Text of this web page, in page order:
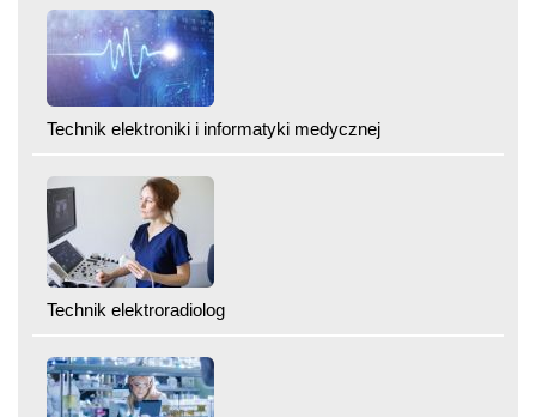
Technik elektroniki i informatyki medycznej
Technik elektroradiolog